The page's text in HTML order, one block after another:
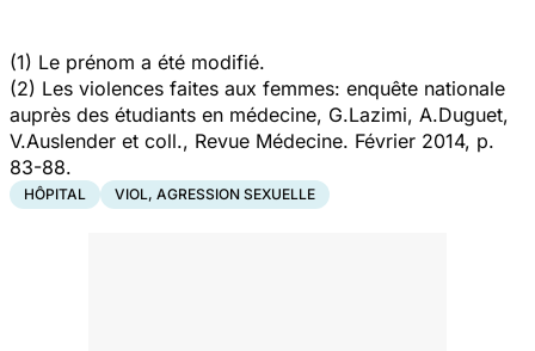
(1) Le prénom a été modifié.
(2) Les violences faites aux femmes: enquête nationale
auprès des étudiants en médecine, G.Lazimi, A.Duguet,
V.Auslender et coll., Revue Médecine. Février 2014, p.
83-88.
HÔPITAL VIOL, AGRESSION SEXUELLE